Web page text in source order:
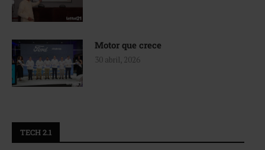
Motor que crece
30 abril, 2026
TECH 2.1